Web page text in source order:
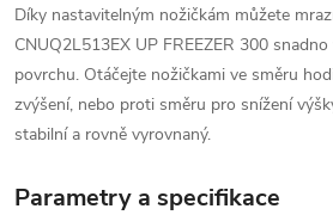
Díky nastavitelným nožičkám můžete
CNUQ2L513EX UP FREEZER 300
povrchu. Otáčejte nožičkami ve směru
zvýšení, nebo proti směru pro snížení
stabilní a rovně vyrovnaný.
Parametry a specifikace